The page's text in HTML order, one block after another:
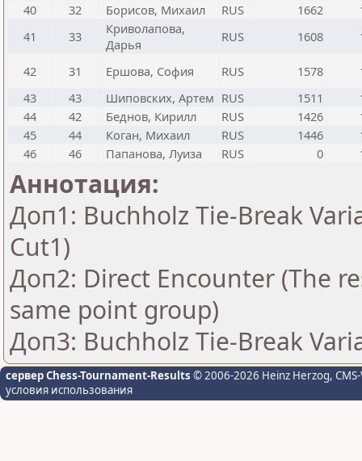
40
32 Борисов, Михаил RUS 1662
41
33
Криволапова,
Дарья
RUS 1608
42 31 Ершова, София RUS 1578
43
43 Шиповских, Артем RUS 1511
44
42 Беднов, Кирилл RUS 1426
45
44 Коган, Михаил RUS 1446
46
46 Папанова, Луиза RUS 0
Аннотация:
Доп1: Buchholz Tie-Break
Cut1)
Доп2: Direct Encounter (The
same point group)
Доп3: Buchholz Tie-Break
сервер Chess-Tournament-Results © 2006-2026 Heinz Herzog,
условия использования